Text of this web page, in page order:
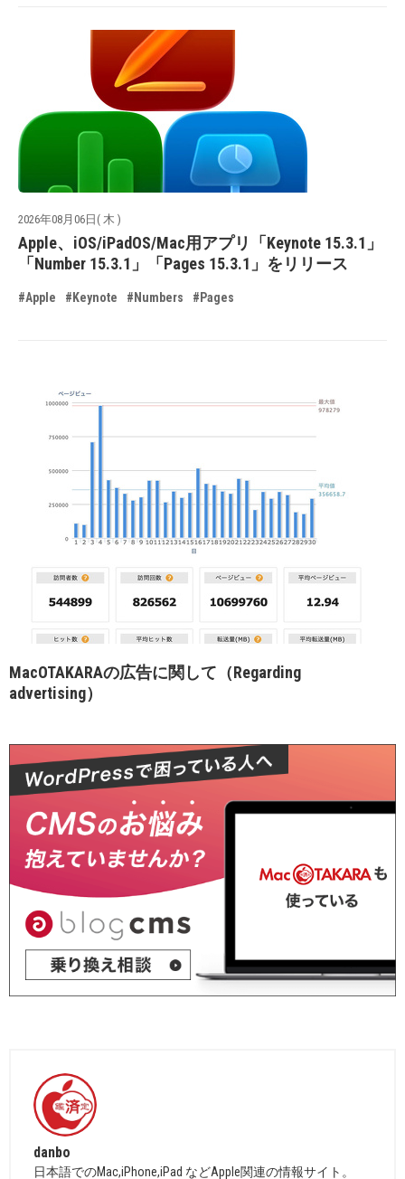
2026年08月06日( 木 )
Apple、iOS/iPadOS/Mac用アプリ「Keynote 15.3.1」
「Number 15.3.1」「Pages 15.3.1」をリリース
#Apple #Keynote #Numbers #Pages
MacOTAKARAの広告に関して（Regarding
advertising）
danbo
日本語でのMac,iPhone,iPad などApple関連の情報サイト。